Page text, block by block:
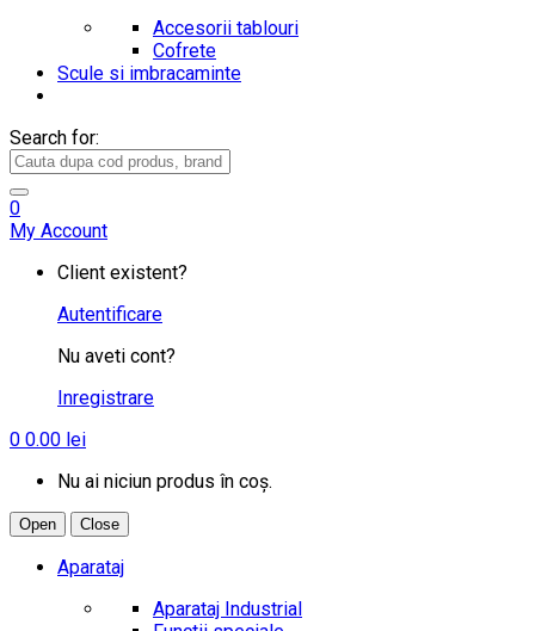
Accesorii tablouri
Cofrete
Scule si imbracaminte
Search for:
0
My Account
Client existent?
Autentificare
Nu aveti cont?
Inregistrare
0 0.00 lei
Nu ai niciun produs în coș.
Open Close
Aparataj
Aparataj Industrial